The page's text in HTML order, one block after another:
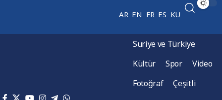
AR EN FR ES KU
Suriye ve Türkiye
Kültür
Spor
Video
Fotoğraf
Çeşitli